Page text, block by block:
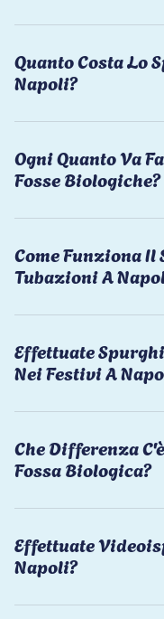
Quanto Costa Lo
Napoli?
Ogni Quanto Va
Fosse Biologiche?
Come Funziona
Tubazioni A
Effettuate
Nei Festivi A
Che Differenza
Fossa Biologica?
Effettuate
Napoli?